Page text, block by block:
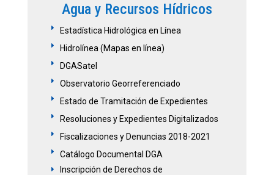
Agua y Recursos Hídricos
E Estadística Hidrológica en Línea
E Hidrolínea (Mapas en línea)
E DGASatel
E Observatorio Georreferenciado
E Estado de Tramitación de Expedientes
E Resoluciones y Expedientes Digitalizados
E Fiscalizaciones y Denuncias 2018-2021
E Catálogo Documental DGA
E
Inscripción de Derechos de